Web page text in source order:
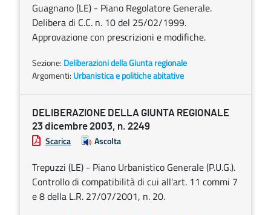
Guagnano (LE) - Piano Regolatore Generale.
Delibera di C.C. n. 10 del 25/02/1999.
Approvazione con prescrizioni e modifiche.
Sezione: Deliberazioni della Giunta regionale
Argomenti: Urbanistica e politiche abitative
DELIBERAZIONE DELLA GIUNTA REGIONALE
23 dicembre 2003, n. 2249
Scarica Ascolta
Trepuzzi (LE) - Piano Urbanistico Generale (P.U.G.).
Controllo di compatibilità di cui all'art. 11 commi 7
e 8 della L.R. 27/07/2001, n. 20.